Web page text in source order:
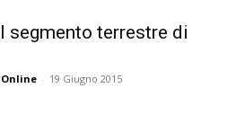
segmento terrestre di
- 19 Giugno 2015